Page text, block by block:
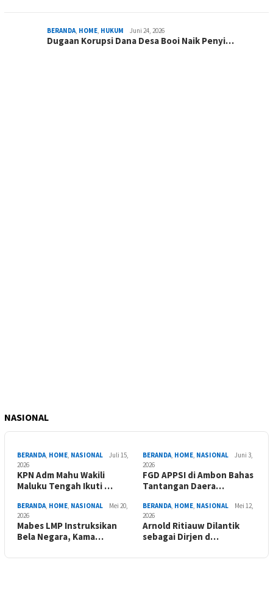
BERANDA, HOME, HUKUM Juni 24, 2026
Dugaan Korupsi Dana Desa Booi Naik Penyi…
NASIONAL
BERANDA, HOME, NASIONAL
Juli 15,
2026
KPN Adm Mahu Wakili
Maluku Tengah Ikuti …
BERANDA, HOME, NASIONAL
Juni 3,
2026
FGD APPSI di Ambon Bahas
Tantangan Daera…
BERANDA, HOME, NASIONAL
Mei 20,
2026
Mabes LMP Instruksikan
Bela Negara, Kama…
BERANDA, HOME, NASIONAL
Mei 12,
2026
Arnold Ritiauw Dilantik
sebagai Dirjen d…